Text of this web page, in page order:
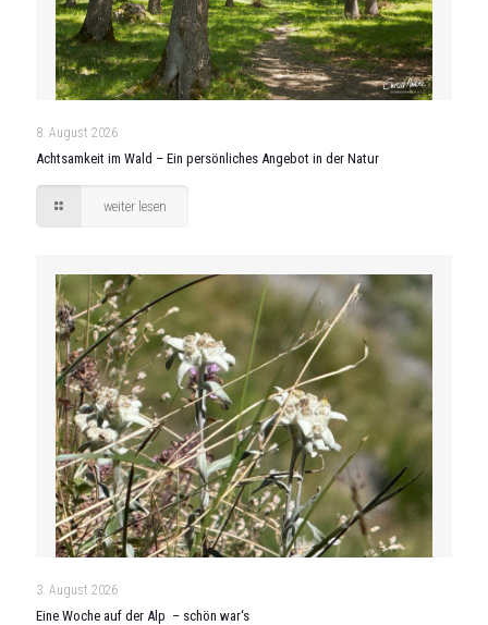
8. August 2026
Achtsamkeit im Wald – Ein persönliches Angebot in der Natur
weiter lesen
3. August 2026
Eine Woche auf der Alp – schön war‘s